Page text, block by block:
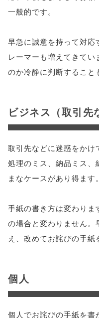
一般的です。
早急に誠意を持って対応
レーマーも増えてきて
のか冷静に判断すること
ビジネス（取引先
取引先などに迷惑をかけ
処理のミス、納品ミス
まなケースがあり得ます。
手紙の書き方は変わりま
の場合と変わりません
え、改めてお詫びの手紙
個人
個人でお詫びの手紙を書